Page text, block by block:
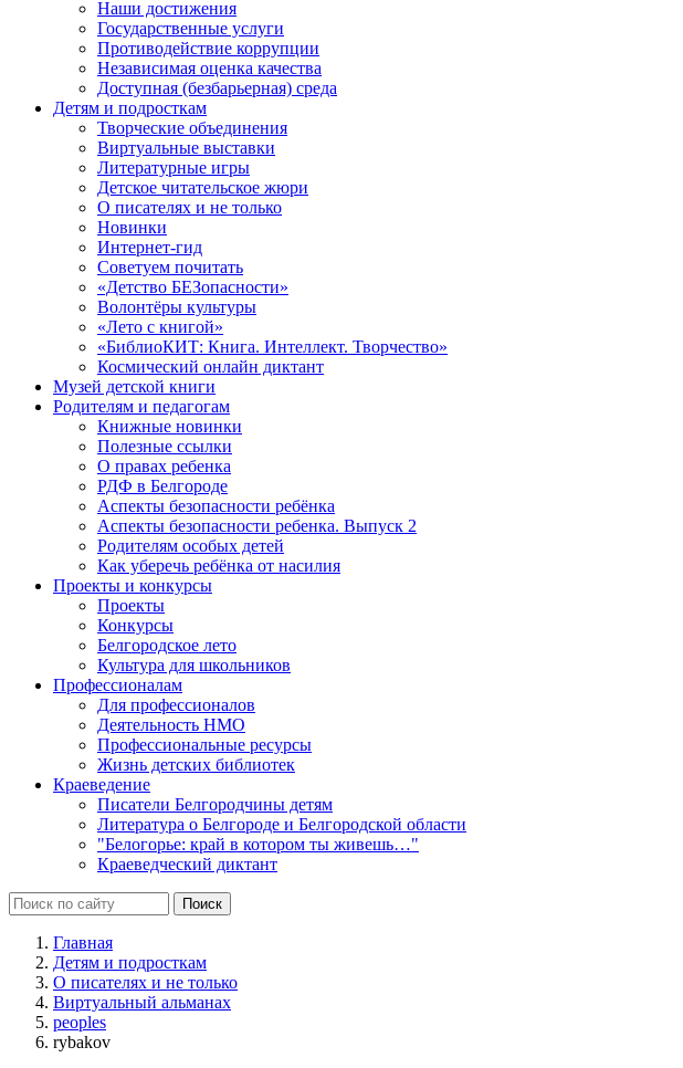
Наши достижения
Государственные услуги
Противодействие коррупции
Независимая оценка качества
Доступная (безбарьерная) среда
Детям и подросткам
Творческие объединения
Виртуальные выставки
Литературные игры
Детское читательское жюри
О писателях и не только
Новинки
Интернет-гид
Советуем почитать
«Детство БЕЗопасности»
Волонтёры культуры
«Лето с книгой»
«БиблиоКИТ: Книга. Интеллект. Творчество»
Космический онлайн диктант
Музей детской книги
Родителям и педагогам
Книжные новинки
Полезные ссылки
О правах ребенка
РДФ в Белгороде
Аспекты безопасности ребёнка
Аспекты безопасности ребенка. Выпуск 2
Родителям особых детей
Как уберечь ребёнка от насилия
Проекты и конкурсы
Проекты
Конкурсы
Белгородское лето
Культура для школьников
Профессионалам
Для профессионалов
Деятельность НМО
Профессиональные ресурсы
Жизнь детских библиотек
Краеведение
Писатели Белгородчины детям
Литература о Белгороде и Белгородской области
"Белогорье: край в котором ты живешь…"
Краеведческий диктант
Главная
Детям и подросткам
О писателях и не только
Виртуальный альманах
peoples
rybakov